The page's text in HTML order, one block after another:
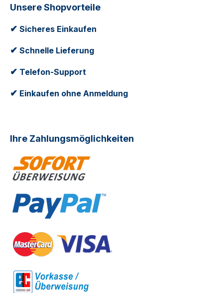
Unsere Shopvorteile
✔ Sicheres Einkaufen
✔ Schnelle Lieferung
✔ Telefon-Support
✔ Einkaufen ohne Anmeldung
Ihre Zahlungsmöglichkeiten